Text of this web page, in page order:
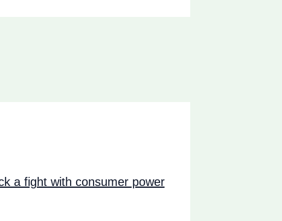
a fight with consumer power